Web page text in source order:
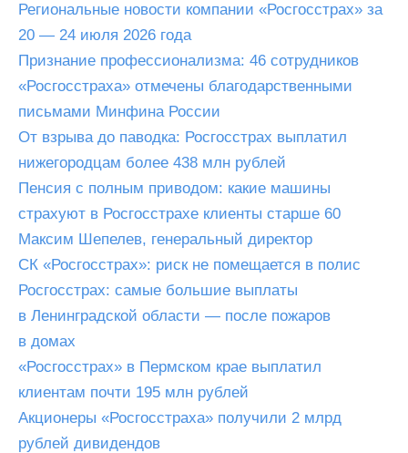
Региональные новости компании «Росгосстрах» за
20 — 24 июля 2026 года
Признание профессионализма: 46 сотрудников
«Росгосстраха» отмечены благодарственными
письмами Минфина России
От взрыва до паводка: Росгосстрах выплатил
нижегородцам более 438 млн рублей
Пенсия с полным приводом: какие машины
страхуют в Росгосстрахе клиенты старше 60
Максим Шепелев, генеральный директор
СК «Росгосстрах»: риск не помещается в полис
Росгосстрах: самые большие выплаты
в Ленинградской области — после пожаров
в домах
«Росгосстрах» в Пермском крае выплатил
клиентам почти 195 млн рублей
Акционеры «Росгосстраха» получили 2 млрд
рублей дивидендов